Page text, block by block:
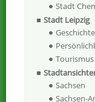
Stadt
Stadt Leipzig
Tourismus
Sachsen
Sachsen-